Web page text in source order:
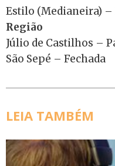
Estilo (Medianeira) –
Região
Júlio de Castilhos –
São Sepé – Fechada
LEIA TAMBÉM